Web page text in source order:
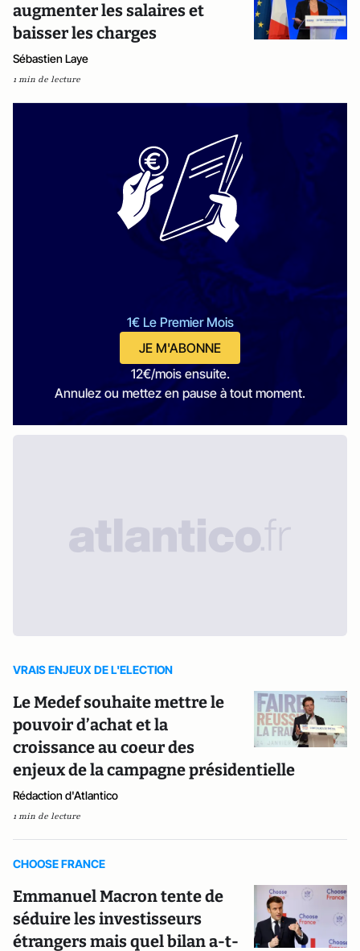
augmenter les salaires et
baisser les charges
Sébastien Laye
1 min de lecture
1€ Le Premier Mois
JE M'ABONNE
12€/mois ensuite.
Annulez ou mettez en pause à tout moment.
VRAIS ENJEUX DE L'ELECTION
Le Medef souhaite mettre le
pouvoir d’achat et la
croissance au coeur des
enjeux de la campagne présidentielle
Rédaction d'Atlantico
1 min de lecture
CHOOSE FRANCE
Emmanuel Macron tente de
séduire les investisseurs
étrangers mais quel bilan a-t-